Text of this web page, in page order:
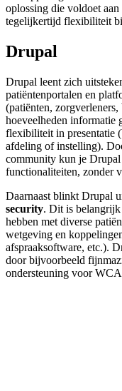
oplossing die voldoet aan
tegelijkertijd flexibiliteit
Drupal
Drupal leent zich
patiëntenportalen en
(patiënten,
hoeveelheden informatie
flexibiliteit in presentatie
afdeling of instelling).
community kun je
functionaliteiten, zonder
Daarnaast blinkt Drupal
security. Dit is
hebben met diverse
wetgeving en
afspraaksoftware, etc.).
door bijvoorbeeld
ondersteuning voor